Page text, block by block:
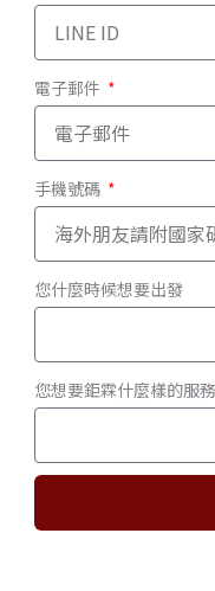
電子郵件
手機號碼
您什麼時候想要出發
您想要鉅霖什麼樣的服務